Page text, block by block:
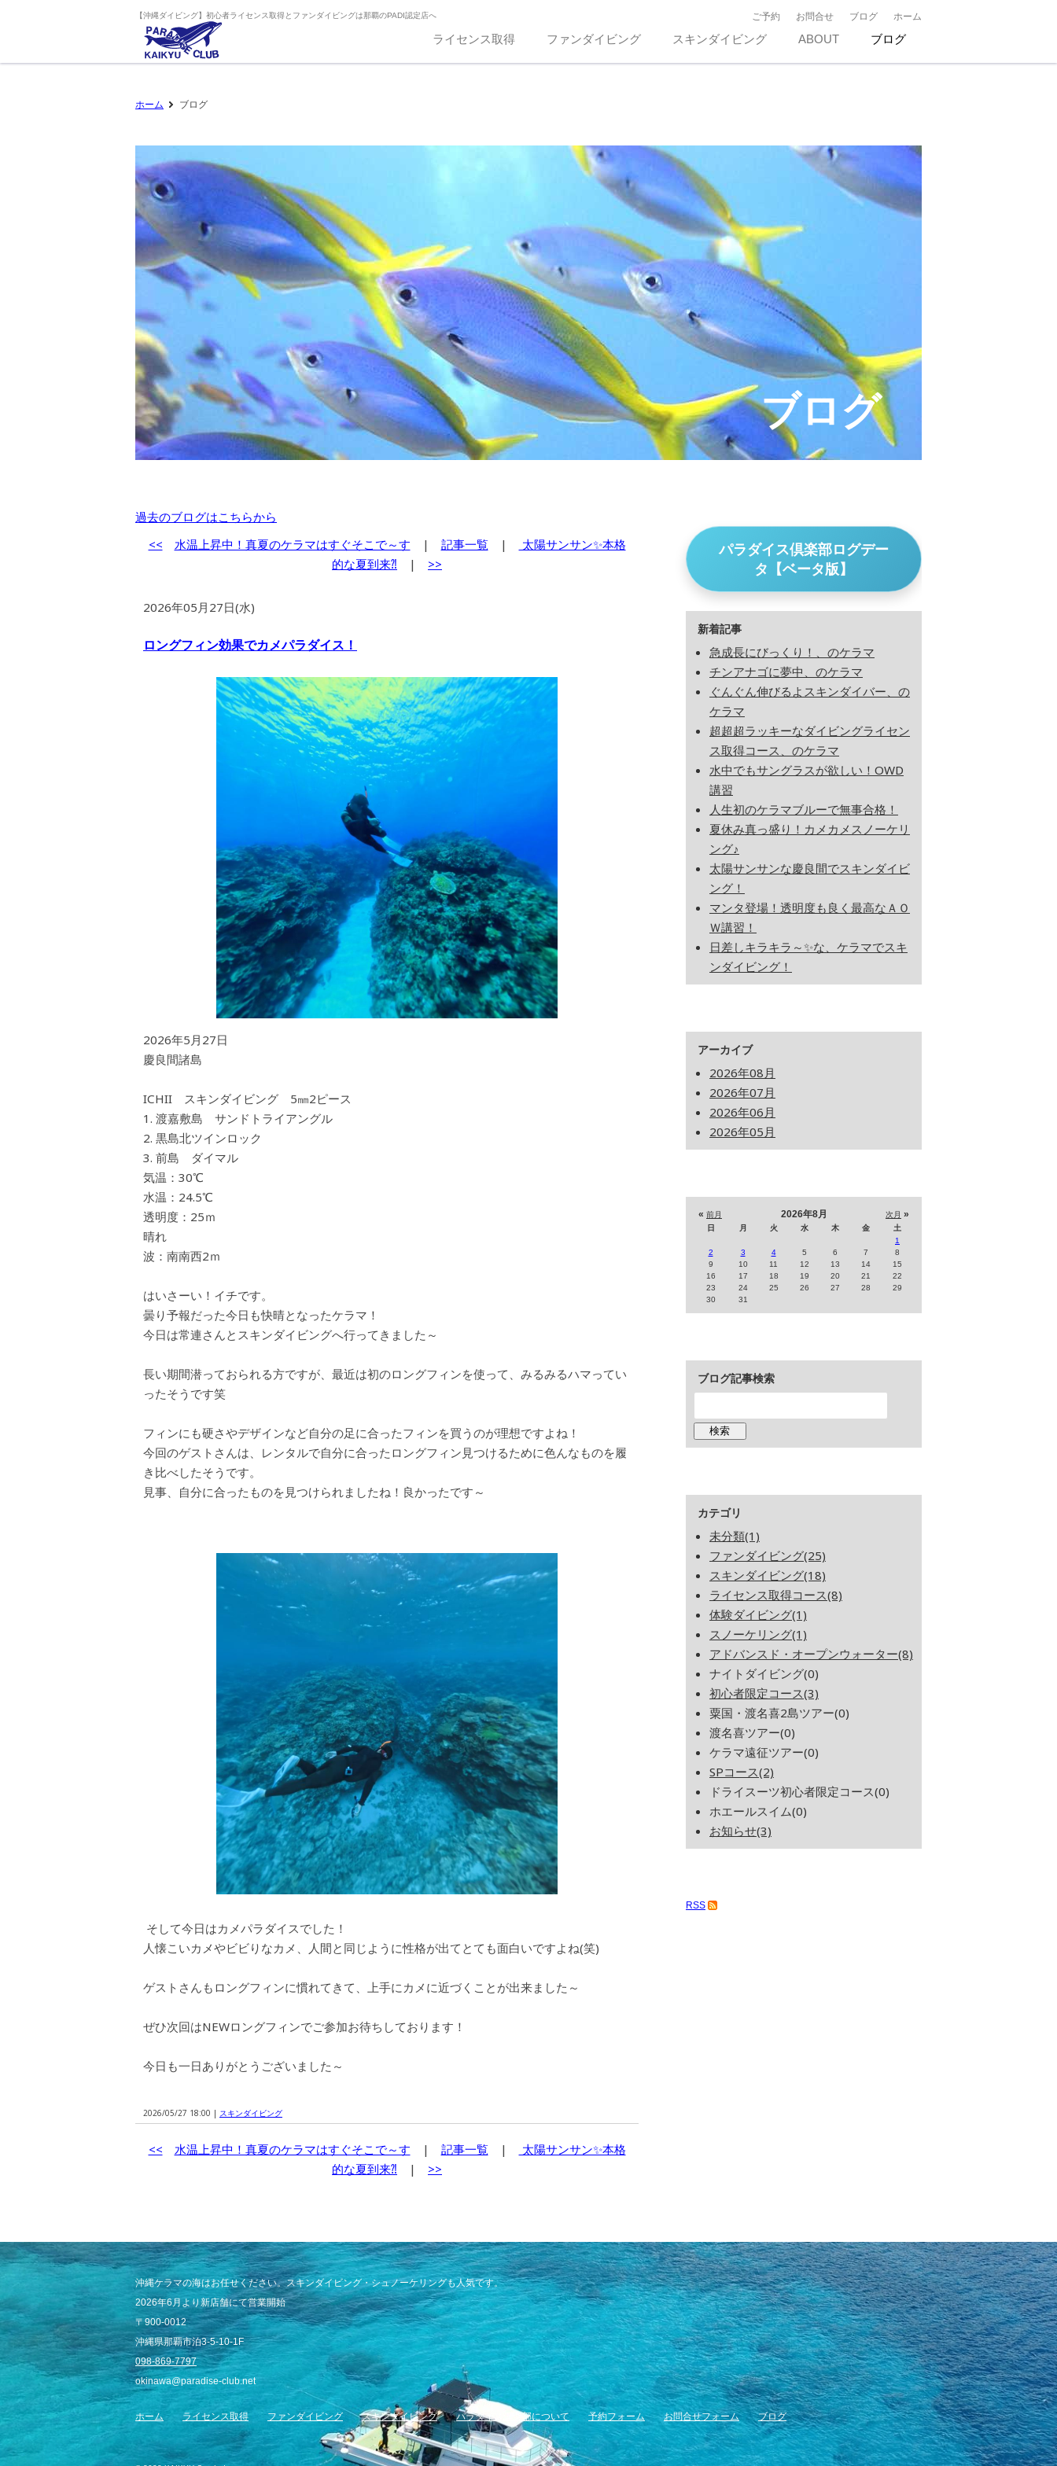
【沖縄ダイビング】初心者ライセンス取得とファンダイビングは那覇のPADI認定店へ ご予約 お問合せ ブログ ホーム
ライセンス取得 ファンダイビング スキンダイビング ABOUT ブログ
ホーム ブログ
ブログ
過去のブログはこちらから
<<
水温上昇中！真夏のケラマはすぐそこで～す | 記事一覧|
太陽サンサン✨本格
的な夏到来⁈ | >>
2026年05月27日(水)
ロングフィン効果でカメパラダイス！
2026年5月27日
慶良間諸島
ICHII スキンダイビング 5㎜2ピース
渡嘉敷島 サンドトライアングル
黒島北ツインロック
前島 ダイマル
気温：30℃
水温：24.5℃
透明度：25ｍ
晴れ
波：南南西2ｍ
はいさーい！イチです。
曇り予報だった今日も快晴となったケラマ！
今日は常連さんとスキンダイビングへ行ってきました～
長い期間潜っておられる方ですが、最近は初のロングフィンを使って、みるみるハマってい
ったそうです笑
フィンにも硬さやデザインなど自分の足に合ったフィンを買うのが理想ですよね！
今回のゲストさんは、レンタルで自分に合ったロングフィン見つけるために色んなものを履
き比べしたそうです。
見事、自分に合ったものを見つけられましたね！良かったです～
そして今日はカメパラダイスでした！
人懐こいカメやビビりなカメ、人間と同じように性格が出てとても面白いですよね(笑)
ゲストさんもロングフィンに慣れてきて、上手にカメに近づくことが出来ました～
ぜひ次回はNEWロングフィンでご参加お待ちしております！
今日も一日ありがとうございました～
2026/05/27 18:00 | スキンダイビング
<< 水温上昇中！真夏のケラマはすぐそこで～す | 記事一覧|
太陽サンサン✨本格
的な夏到来⁈ | >>
パラダイス倶楽部ログデー
タ【ベータ版】
新着記事
急成長にびっくり！、のケラマ
チンアナゴに夢中、のケラマ
ぐんぐん伸びるよスキンダイバー、の
ケラマ
超超超ラッキーなダイビングライセン
ス取得コース、のケラマ
水中でもサングラスが欲しい！OWD
講習
人生初のケラマブルーで無事合格！
夏休み真っ盛り！カメカメスノーケリ
ング♪
太陽サンサンな慶良間でスキンダイビ
ング！
マンタ登場！透明度も良く最高なＡＯ
Ｗ講習！
日差しキラキラ～✨な、ケラマでスキ
ンダイビング！
アーカイブ
2026年08月
2026年07月
2026年06月
2026年05月
« 前月 次月 »
2026年8月
日 月 火 水 木 金
土
1
2
3 4 5 6 7
8
9
10 11 12 13 14
15
16
17 18 19 20 21
22
23
24 25 26 27 28
29
30
31
ブログ記事検索
カテゴリ
未分類(1)
ファンダイビング(25)
スキンダイビング(18)
ライセンス取得コース(8)
体験ダイビング(1)
スノーケリング(1)
アドバンスド・オープンウォーター(8)
ナイトダイビング(0)
初心者限定コース(3)
粟国・渡名喜2島ツアー(0)
渡名喜ツアー(0)
ケラマ遠征ツアー(0)
SPコース(2)
ドライスーツ初心者限定コース(0)
ホエールスイム(0)
お知らせ(3)
RSS
沖縄ケラマの海はお任せください。スキンダイビング・シュノーケリングも人気です。
2026年6月より新店舗にて営業開始
〒900-0012
沖縄県那覇市泊3-5-10-1F
098-869-7797
okinawa@paradise-club.net
ホーム ライセンス取得 ファンダイビング スキンダイビング パラダイス倶楽部について 予約フォーム お問合せフォーム ブログ